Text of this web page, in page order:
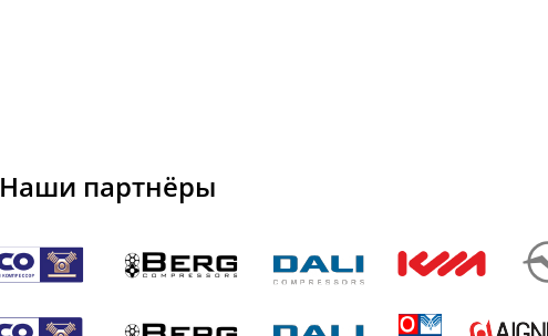
Наши партнёры